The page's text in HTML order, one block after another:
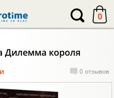
0
Дилемма короля
0 отзывов